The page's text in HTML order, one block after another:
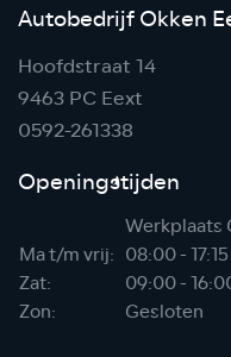
Autobedrijf Okken
Hoofdstraat 14
9463 PC Eext
0592-261338
Openingstijden
Werkplaats
Ma t/m vrij: 08:00 - 17:15
Zat:
09:00 -
Zon:
Gesloten